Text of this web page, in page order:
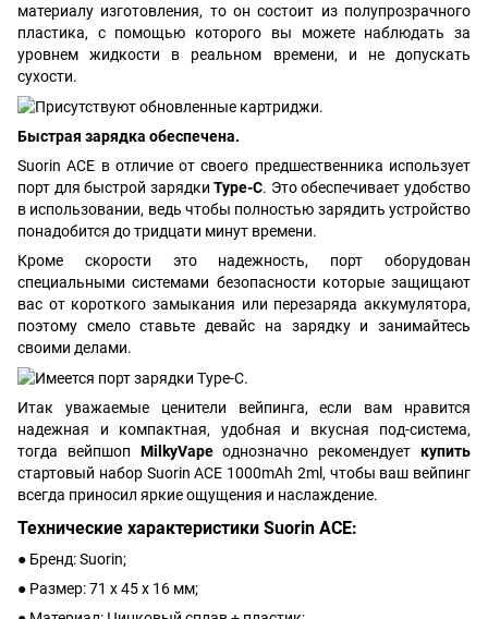
материалу изготовления, то он состоит из полупрозрачного
пластика, с помощью которого вы можете наблюдать за
уровнем жидкости в реальном времени, и не допускать
сухости.
Быстрая зарядка обеспечена.
Suorin ACE в отличие от своего предшественника использует
порт для быстрой зарядкиType-C. Это обеспечивает удобство
в использовании, ведь чтобы полностью зарядить устройство
понадобится до тридцати минут времени.
Кроме скорости это надежность, порт оборудован
специальными системами безопасности которые защищают
вас от короткого замыкания или перезаряда аккумулятора,
поэтому смело ставьте девайс на зарядку и занимайтесь
своими делами.
Итак уважаемые ценители вейпинга, если вам нравится
надежная и компактная, удобная и вкусная под-система,
тогда вейпшоп MilkyVapeоднозначно рекомендуеткупить
стартовый набор Suorin ACE 1000mAh 2ml, чтобы ваш вейпинг
всегда приносил яркие ощущения и наслаждение.
Технические характеристики Suorin ACE:
● Бренд: Suorin;
● Размер: 71 x 45 x 16 мм;